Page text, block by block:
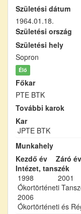
Születési dátum
1964.01.18.
Születési ország
Születési hely
Sopron
Élő
Főkar
PTE BTK
További karok
Kar
JPTE BTK
Munkahely
Kezdő év
Záró év
Intézet, tanszék
1998
2001
Ókortörténeti
2006
Ókortörténeti és